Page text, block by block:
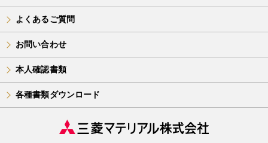
よくあるご質問
お問い合わせ
本人確認書類
各種書類ダウンロード